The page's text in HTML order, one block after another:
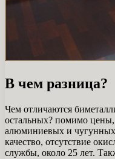
В чем разница?
Чем отличаются
остальных? помимо
алюминиевых и чугунных
качество, отсутствие
службы, около 25 лет.